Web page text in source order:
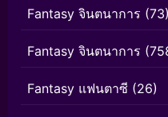
Fantasy จินตนาการ (73)
Fantasy จินตนาการ
Fantasy แฟนตาซี (26)